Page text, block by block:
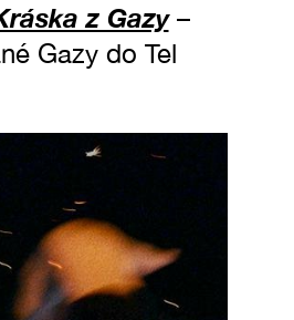
z Gazy–
Gazy do Tel